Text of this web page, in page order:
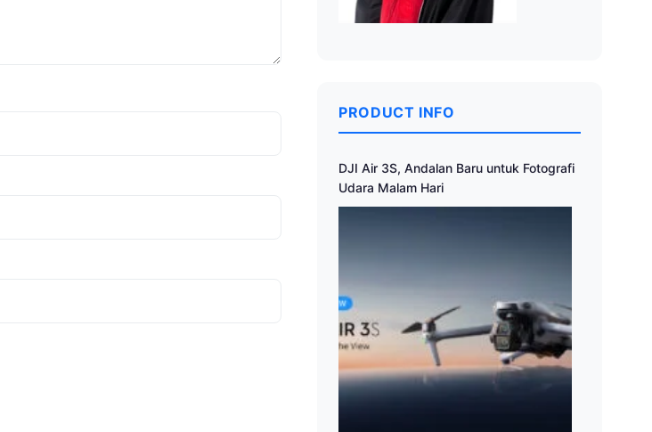
PRODUCT INFO
DJI Air 3S, Andalan Baru untuk Fotografi
Udara Malam Hari